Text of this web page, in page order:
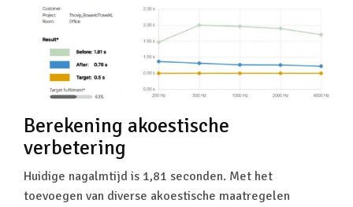
Berekening akoestische
verbetering
Huidige nagalmtijd is 1,81 seconden. Met het
toevoegen van diverse akoestische maatregelen